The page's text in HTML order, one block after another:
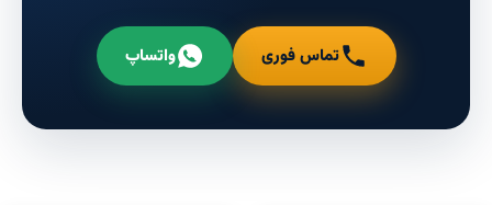
تماس فوری واتساپ